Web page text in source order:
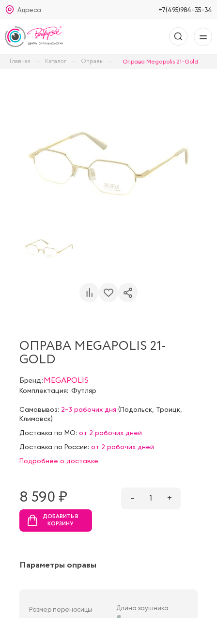
Адреса +7(495)984-35-34
Главная Каталог Оправы Оправа Megapolis 21-Gold
ОПРАВА MEGAPOLIS 21-
GOLD
Бренд:MEGAPOLIS
Комплектация: Футляр
Самовывоз: 2-3 рабочих дня (Подольск Троицк
Климовск)
Доставка по МО: от 2 рабочих дней
Доставка по России: от 2 рабочих дней
Подробнее о доставке
8 590 ₷ – 1 +
ДОБАВИТЬ В
КОРЗИНУ
Параметры оправы
Размер переносицы Длина заушника